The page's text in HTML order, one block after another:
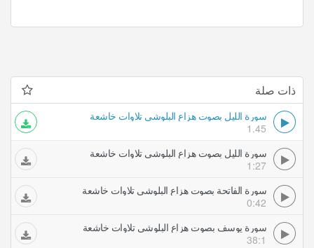
ذات صلة
سورة الليل بصوت هزاع البلوشي تلاوات خاشعة
1.45
سورة الليل بصوت هزاع البلوشي تلاوات خاشعة
1:27
سورة الفاتحة بصوت هزاع البلوشي تلاوات خاشعة
0:42
سورة يوسف بصوت هزاع البلوشي تلاوات خاشعة
38:1